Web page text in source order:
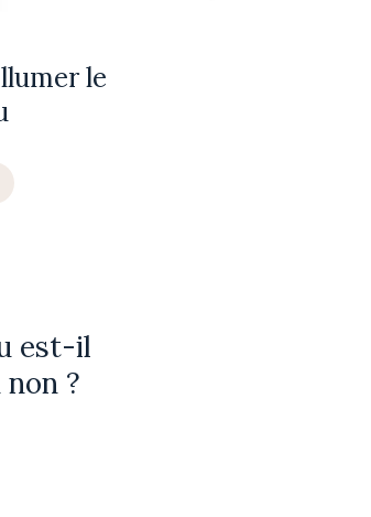
le
est-il
?